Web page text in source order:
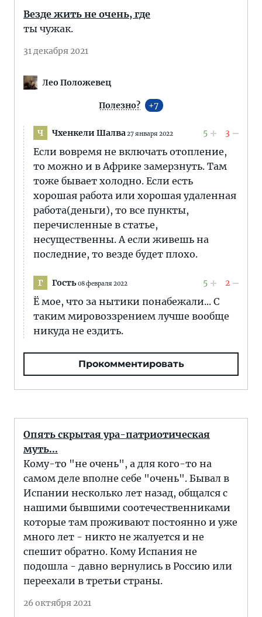
Везде жить не очень, где
ты чужак.
31 декабря 2021
Лео Положевец
Полезно? 7
Ч Чхенкели Шалва27 января 2022 5 3
Если вовремя не включать отопление,
то можно и в Африке замерзнуть. Там
тоже бывает холодно. Если есть
хорошая работа или хорошая удаленная
работа(деньги), то все пункты,
перечисленные в статье,
несущественны. А если живешь на
последние, то везде будет плохо.
Г Гость08 февраля 2022 5 2
Ё мое, что за нытики понабежали... С
таким мировоззрением лучше вообще
никуда не ездить.
Прокомментировать
Опять скрытая ура-патриотическая
муть...
Кому-то "не очень", а для кого-то на
самом деле вполне себе "очень". Бывал в
Испании несколько лет назад, общался с
нашими бывшими соотечественниками
которые там проживают постоянно и уже
много лет - никто не жалуется и не
спешит обратно. Кому Испания не
подошла - давно вернулись в Россию или
переехали в третьи страны.
26 октября 2021